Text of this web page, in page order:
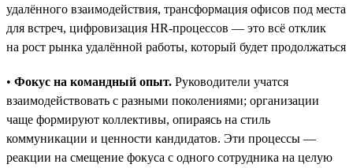
удалённого взаимодействия, трансформация офисов под места
для встреч, цифровизация HR-процессов — это всё отклик
на рост рынка удалённой работы, который будет продолжаться
• Фокус на командный опыт. Руководители учатся
взаимодействовать с разными поколениями; организации
чаще формируют коллективы, опираясь на стиль
коммуникации и ценности кандидатов. Эти процессы —
реакции на смещение фокуса с одного сотрудника на целую